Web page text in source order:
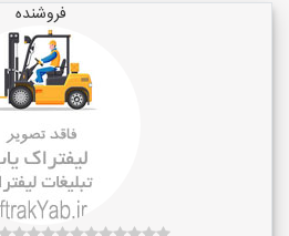
فروشنده